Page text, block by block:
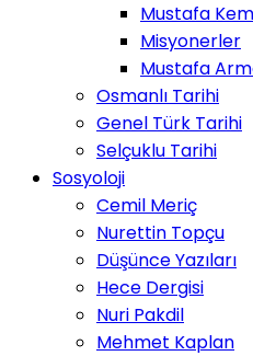
Mustafa
Misyonerler
Mustafa
Osmanlı Tarihi
Genel Türk Tarihi
Selçuklu Tarihi
Sosyoloji
Cemil Meriç
Nurettin Topçu
Düşünce Yazıları
Hece Dergisi
Nuri Pakdil
Mehmet Kaplan